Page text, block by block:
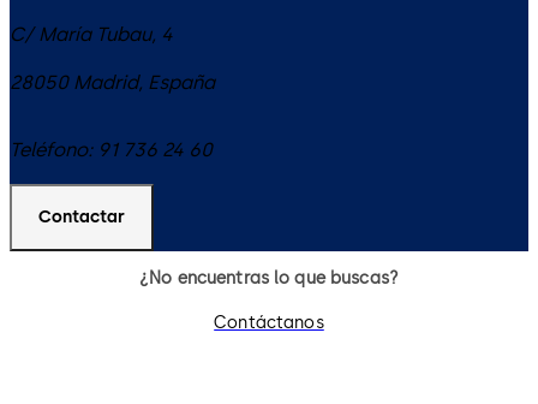
C/ María Tubau, 4
28050 Madrid, España
Teléfono: 91 736 24 60
Contactar
¿No encuentras lo que buscas?
Contáctanos